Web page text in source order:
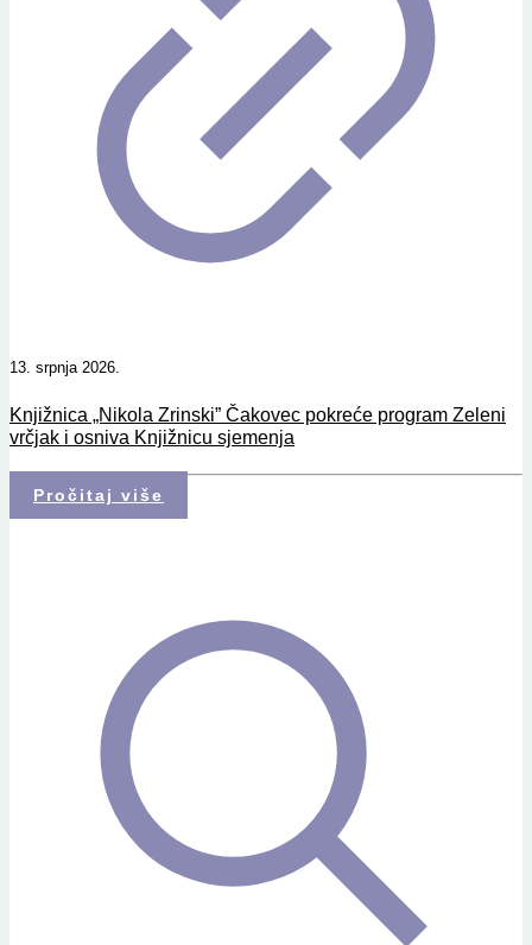
13. srpnja 2026.
Knjižnica „Nikola Zrinski” Čakovec pokreće program Zeleni
vrčjak i osniva Knjižnicu sjemenja
Pročitaj više